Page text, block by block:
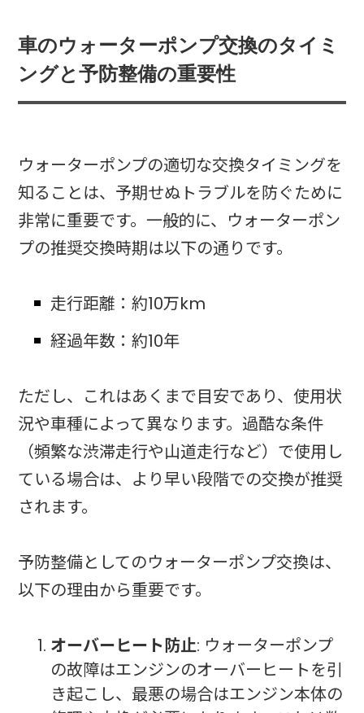
車のウォーターポンプ交換のタイミ
ングと予防整備の重要性
ウォーターポンプの適切な交換タイミングを
知ることは、予期せぬトラブルを防ぐために
非常に重要です。一般的に、ウォーターポン
プの推奨交換時期は以下の通りです。
走行距離：約10万km
経過年数：約10年
ただし、これはあくまで目安であり、使用状
況や車種によって異なります。過酷な条件
（頻繁な渋滞走行や山道走行など）で使用し
ている場合は、より早い段階での交換が推奨
されます。
予防整備としてのウォーターポンプ交換は、
以下の理由から重要です。
オーバーヒート防止: ウォーターポンプ
の故障はエンジンのオーバーヒートを引
き起こし、最悪の場合はエンジン本体の